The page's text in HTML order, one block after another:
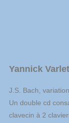
Yannick Varlet
J.S. Bach,
Un double cd
clavecin à 2